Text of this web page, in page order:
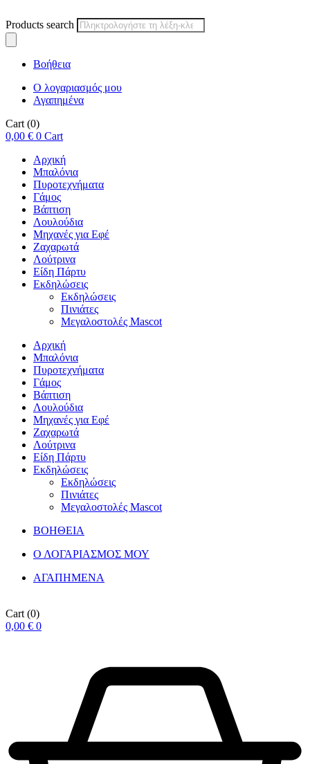
Products search
Βοήθεια
Ο λογαριασμός μου
Αγαπημένα
Cart (0)
0,00 € 0 Cart
Αρχική
Μπαλόνια
Πυροτεχνήματα
Γάμος
Βάπτιση
Λουλούδια
Μηχανές για Εφέ
Ζαχαρωτά
Λούτρινα
Είδη Πάρτυ
Εκδηλώσεις
Εκδηλώσεις
Πινιάτες
Μεγαλοστολές Mascot
Αρχική
Μπαλόνια
Πυροτεχνήματα
Γάμος
Βάπτιση
Λουλούδια
Μηχανές για Εφέ
Ζαχαρωτά
Λούτρινα
Είδη Πάρτυ
Εκδηλώσεις
Εκδηλώσεις
Πινιάτες
Μεγαλοστολές Mascot
ΒΟΗΘΕΙΑ
Ο ΛΟΓΑΡΙΑΣΜΟΣ ΜΟΥ
ΑΓΑΠΗΜΕΝΑ
Cart (0)
0,00 € 0